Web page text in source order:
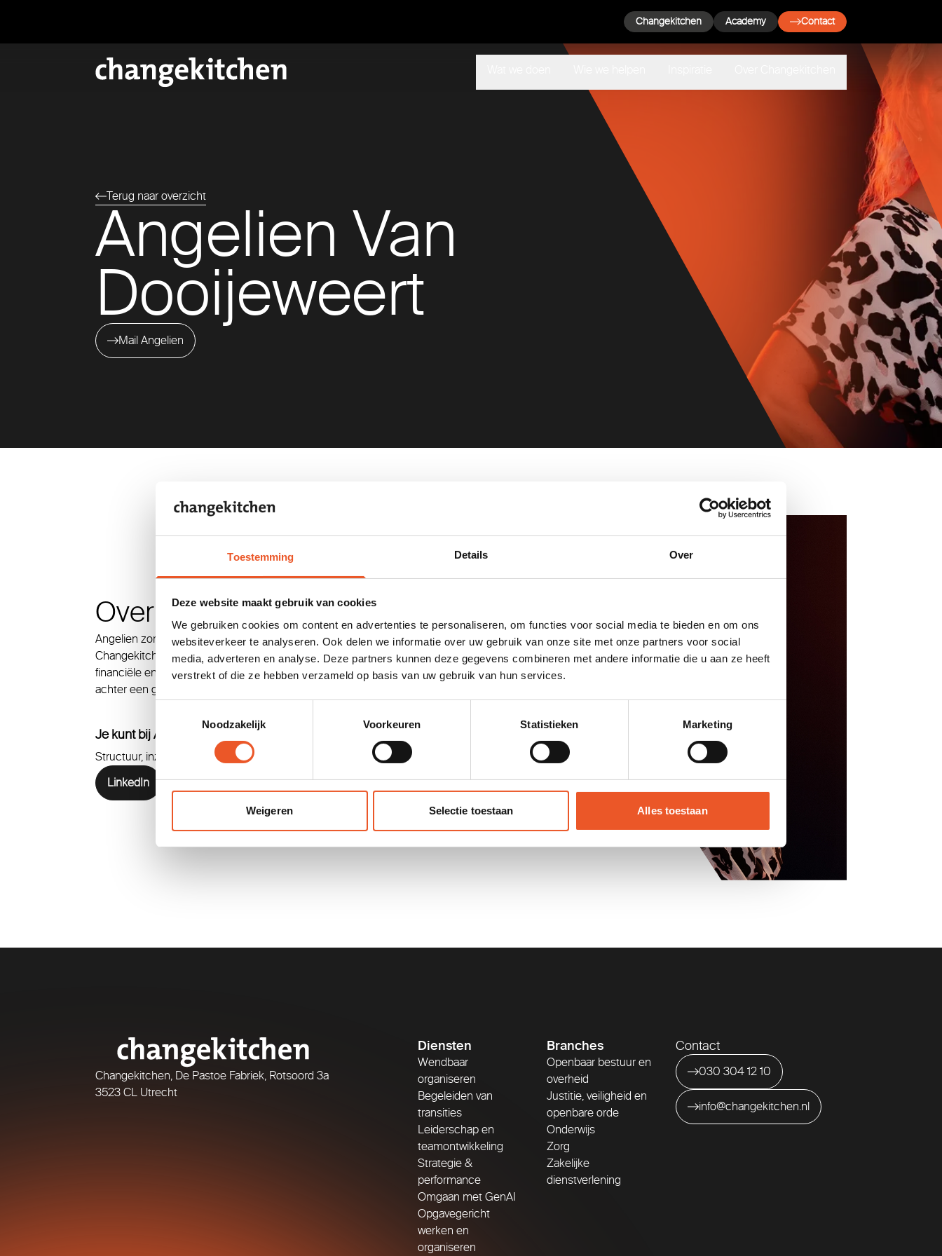
Toestemming Details Over
Deze website maakt gebruik van cookies
We gebruiken cookies om content en advertenties te personaliseren, om functies voor social media te bieden en om ons
websiteverkeer te analyseren. Ook delen we informatie over uw gebruik van onze site met onze partners voor social
media, adverteren en analyse. Deze partners kunnen deze gegevens combineren met andere informatie die u aan ze heeft
verstrekt of die ze hebben verzameld op basis van uw gebruik van hun services.
Noodzakelijk
Voorkeuren Statistieken Marketing
Weigeren Selectie toestaan Alles toestaan
Changekitchen Academy Contact
Terug naar overzicht
Angelien Van
Dooijeweert
Mail Angelien
Over Angelien
Angelien zorgt voor een georganiseerde financiële wereld binnen
Changekitchen. Ze is bedreven en gedreven in het aanpakken van
financiële en administratieve vraagstukken. Angelien, de rustige kracht
achter een goed geoliede financiële machine!
Je kunt bij Angelien terecht voor:
Structuur, inzicht en overzicht op financieel gebied.
LinkedIn
Changekitchen, De Pastoe Fabriek, Rotsoord 3a
3523 CL Utrecht
Diensten
Wendbaar
organiseren
Begeleiden van
transities
Leiderschap en
teamontwikkeling
Strategie &
performance
Omgaan met GenAI
Opgavegericht
werken en
organiseren
Branches
Openbaar bestuur en
overheid
Justitie, veiligheid en
openbare orde
Onderwijs
Zorg
Zakelijke
dienstverlening
Contact
030 304 12 10
info@changekitchen.nl